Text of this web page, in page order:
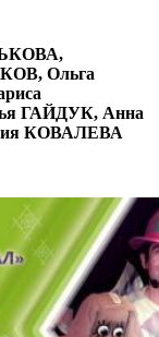
Ольга
ГАЙДУК, Анна
КОВАЛЕВА